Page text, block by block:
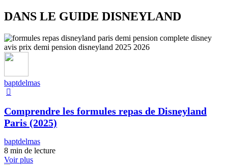
DANS LE GUIDE DISNEYLAND
baptdelmas
Comprendre les formules repas de Disneyland
Paris (2025)
baptdelmas
8 min de lecture
Voir plus